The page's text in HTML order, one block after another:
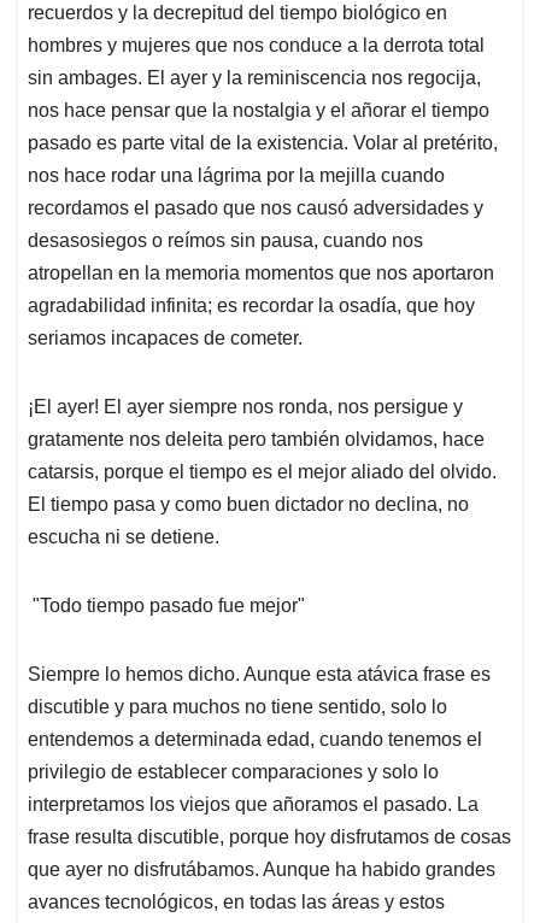
recuerdos y la decrepitud del tiempo biológico en
hombres y mujeres que nos conduce a la derrota total
sin ambages. El ayer y la reminiscencia nos regocija,
nos hace pensar que la nostalgia y el añorar el tiempo
pasado es parte vital de la existencia. Volar al pretérito,
nos hace rodar una lágrima por la mejilla cuando
recordamos el pasado que nos causó adversidades y
desasosiegos o reímos sin pausa, cuando nos
atropellan en la memoria momentos que nos aportaron
agradabilidad infinita; es recordar la osadía, que hoy
seriamos incapaces de cometer.
¡El ayer! El ayer siempre nos ronda, nos persigue y
gratamente nos deleita pero también olvidamos, hace
catarsis, porque el tiempo es el mejor aliado del olvido.
El tiempo pasa y como buen dictador no declina, no
escucha ni se detiene.
"Todo tiempo pasado fue mejor"
Siempre lo hemos dicho. Aunque esta atávica frase es
discutible y para muchos no tiene sentido, solo lo
entendemos a determinada edad, cuando tenemos el
privilegio de establecer comparaciones y solo lo
interpretamos los viejos que añoramos el pasado. La
frase resulta discutible, porque hoy disfrutamos de cosas
que ayer no disfrutábamos. Aunque ha habido grandes
avances tecnológicos, en todas las áreas y estos